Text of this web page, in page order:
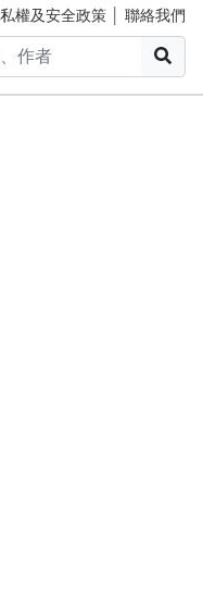
權及安全政策 聯絡我們